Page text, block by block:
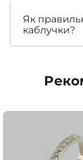
Як
каблучки?